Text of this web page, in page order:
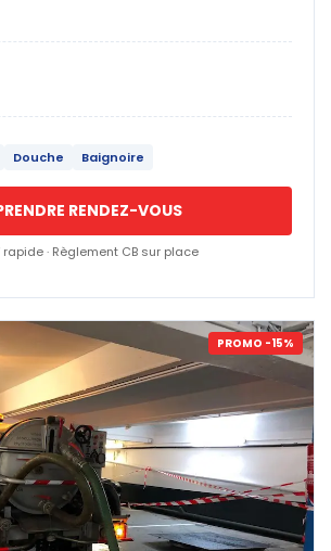
Douche Baignoire
RENDEZ-VOUS
rapide · Règlement CB sur place
PROMO -15%